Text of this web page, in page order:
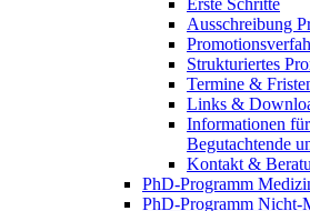
Erste Schritte
Ausschreibung
Strukturiertes
Termine &
Links &
Informationen
Begutachtende
Kontakt &
PhD-Programm
PhD-Programm Nicht-